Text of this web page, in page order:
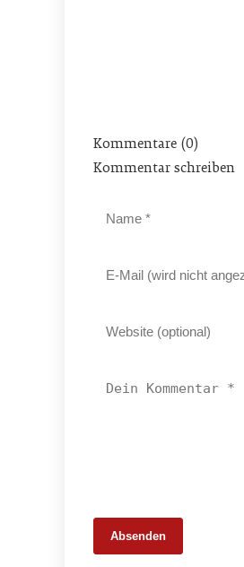
Kommentare (0)
Kommentar schreiben
Absenden